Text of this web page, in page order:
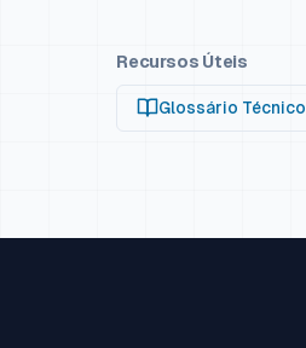
Recursos Úteis
Glossário Técnico